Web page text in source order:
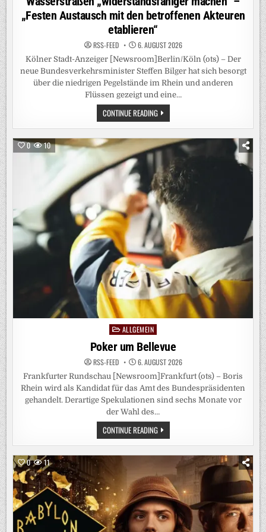
„Festen Austausch mit den betroffenen Akteuren
etablieren“
RSS-FEED 6. AUGUST 2026
Kölner Stadt-Anzeiger [Newsroom]Berlin/Köln (ots) – Der
neue Bundesverkehrsminister Steffen Bilger hat sich besorgt
über die niedrigen Pegelstände im Rhein und anderen
Flüssen gezeigt und eine…
CONTINUE READINGRHEIN-
PEGEL:
VERKEHRSMINISTER
BILGER
WILL
„KURZFRISTIG
HANDELN“-
CDU-
POLITIKER
WILL
WASSERSTRASSEN „
WIDERSTANDSFÄHIGER M
ACHEN“ –
„
FESTEN A
USTAUSCH M
IT D
EN B
ETROFFENEN A
KTEUREN E
TABLIEREN“
0 10
PostedALLGEMEIN
Poker um Bellevue
RSS-FEED 6. AUGUST 2026
Frankfurter Rundschau [Newsroom]Frankfurt (ots) – Boris
Rhein wird als Kandidat für das Amt des Bundespräsidenten
gehandelt. Derartige Spekulationen sind sechs Monate vor
der Wahl des…
CONTINUE READINGPOKER
UM
BELLEVUE
0 11